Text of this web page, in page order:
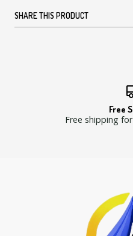
SHARE THIS PRODUCT
Free
Free shipping